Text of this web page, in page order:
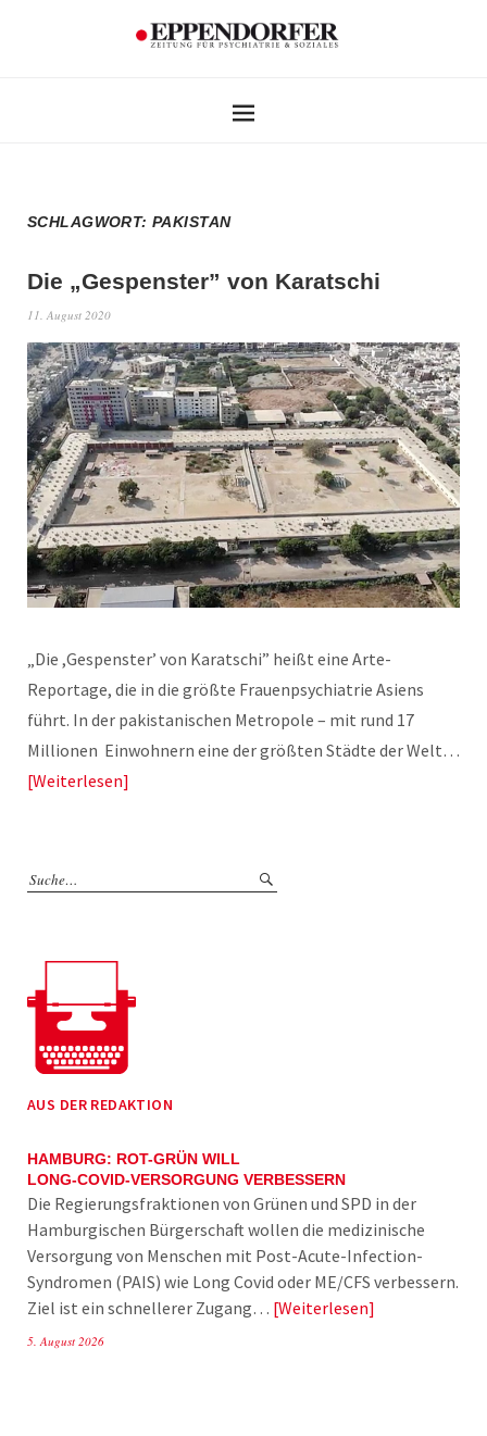
SCHLAGWORT:PAKISTAN
Die „Gespenster” von Karatschi
11. August 2020
„Die ,Gespenster’ von Karatschi” heißt eine Arte-
Reportage, die in die größte Frauenpsychiatrie Asiens
führt. In der pakistanischen Metropole – mit rund 17
Millionen Einwohnern eine der größten Städte der Welt…
Weiterlesen
AUS DER REDAKTION
HAMBURG: ROT-GRÜN WILL
LONG-COVID-VERSORGUNG VERBESSERN
Die Regierungsfraktionen von Grünen und SPD in der
Hamburgischen Bürgerschaft wollen die medizinische
Versorgung von Menschen mit Post-Acute-Infection-
Syndromen (PAIS) wie Long Covid oder ME/CFS verbessern.
Ziel ist ein schnellerer Zugang… Weiterlesen
5. August 2026